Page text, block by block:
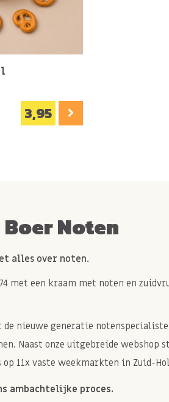
MELK, SOJA, EI.
3,95
Boer Noten
alles over noten.
met een kraam met noten en
de nieuwe generatie
Naast onze uitgebreide webshop
11x vaste weekmarkten in Zuid-
ambachtelijke proces.